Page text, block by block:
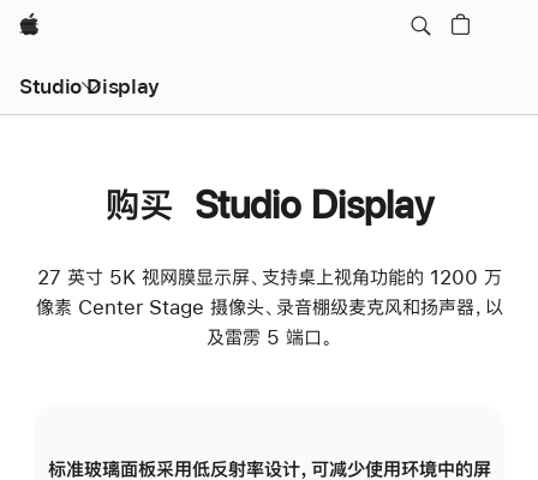
Apple
Studio Display
购买 Studio Display
27 英寸 5K 视网膜显示屏、支持桌上视角功能的 1200 万
像素 Center Stage 摄像头、录音棚级麦克风和扬声器，以
及雷雳 5 端口。
标准玻璃面板采用低反射率设计，可减少使用环境中的屏